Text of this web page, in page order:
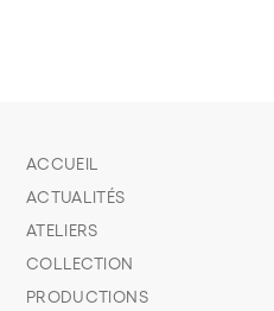
ACCUEIL
ACTUALITÉS
ATELIERS
COLLECTION
PRODUCTIONS